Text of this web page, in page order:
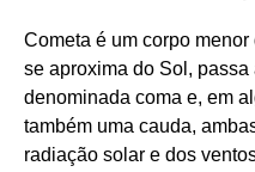
Cometa é um corpo
se aproxima do Sol,
denominada coma e, em
também uma cauda,
radiação solar e dos